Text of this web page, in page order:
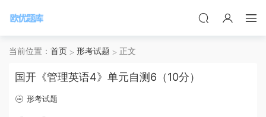
当前位置： 首页 形考试题 正文
国开《管理英语4》单元自测6（10分）
形考试题